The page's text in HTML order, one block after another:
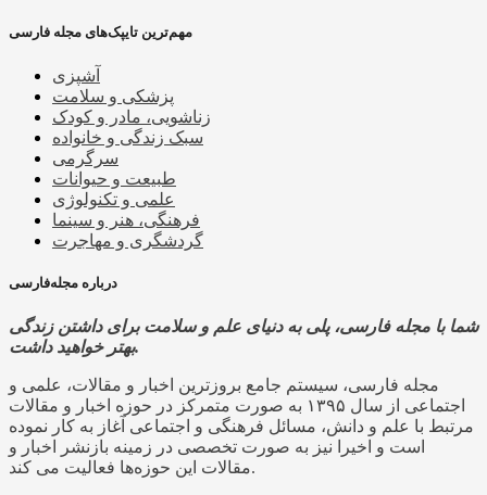
مهم‌ترین تایپک‌های مجله فارسی
آشپزی
پزشکی و سلامت
زناشویی، مادر و کودک
سبک زندگی و خانواده
سرگرمی
طبیعت و حیوانات
علمی و تکنولوژی
فرهنگی، هنر و سینما
گردشگری و مهاجرت
درباره مجله‌فارسی
شما با مجله فارسی، پلی به دنیای علم و سلامت برای داشتن زندگی
بهتر خواهید داشت.
مجله فارسی، سیستم جامع بروزترین اخبار و مقالات، علمی و
اجتماعی از سال ۱۳۹۵ به صورت متمرکز در حوزه اخبار و مقالات
مرتبط با علم و دانش، مسائل فرهنگی و اجتماعی آغاز به کار نموده
است و اخیرا نیز به صورت تخصصی در زمینه بازنشر اخبار و
مقالات این حوزه‌ها فعالیت می کند.